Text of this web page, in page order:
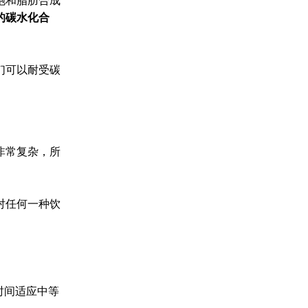
碳水化合
可以耐受碳
常复杂，所
任何一种饮
间适应中等